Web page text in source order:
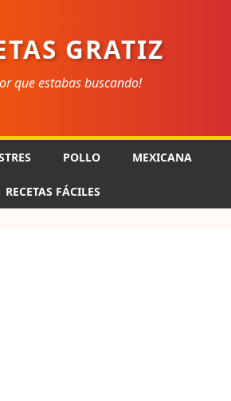
GRATIZ
que estabas buscando!
POLLO MEXICANA
RECETAS FÁCILES